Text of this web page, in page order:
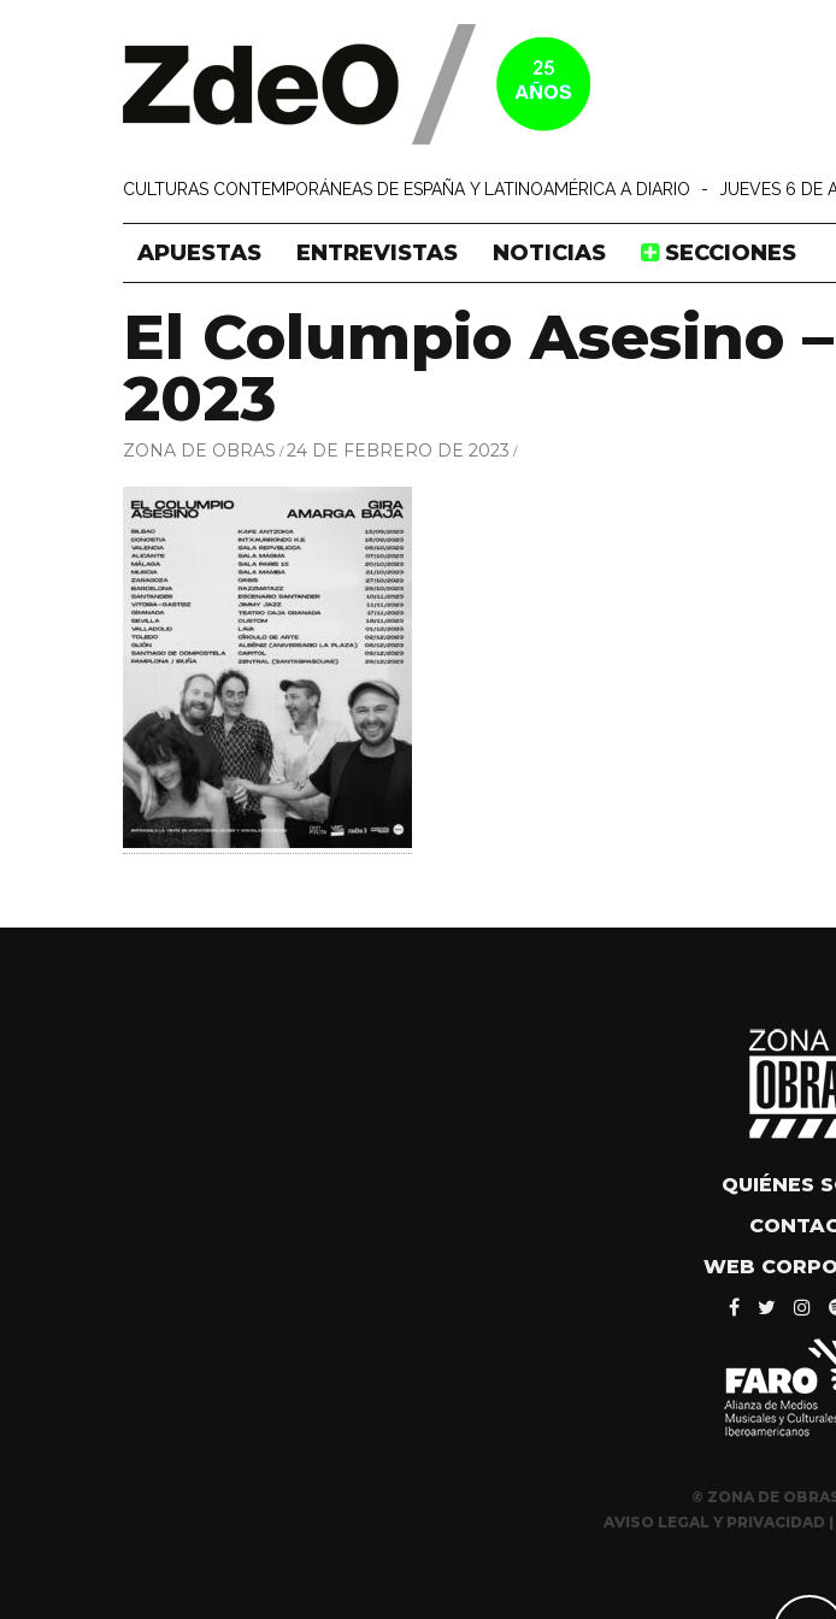
CULTURAS CONTEMPORÁNEAS DE ESPAÑA Y LATINOAMÉRICA A DIARIO - JUEVES 6 DE
APUESTAS ENTREVISTAS NOTICIAS SECCIONES
El Columpio Asesino
2023
ZONA DE OBRAS 24 DE FEBRERO DE 2023
QUIÉNES
WEB
© ZONA DE
AVISO LEGAL Y PRIVACIDAD |